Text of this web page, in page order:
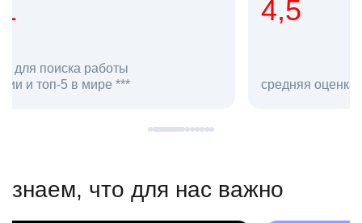
средняя оценка hh.ru как работодателя **
в hh.ru
знаем, что для нас важно